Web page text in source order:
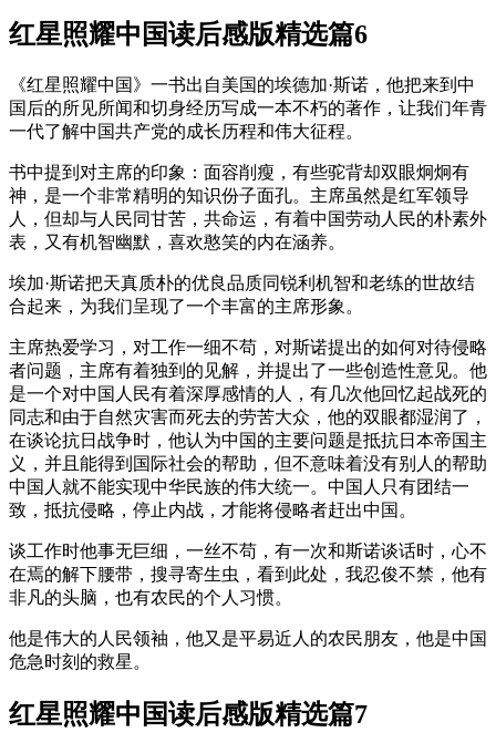
红星照耀中国读后感版精选篇6
《红星照耀中国》一书出自美国的埃德加·斯诺，他把来到中
国后的所见所闻和切身经历写成一本不朽的著作，让我们年青
一代了解中国共产党的成长历程和伟大征程。
书中提到对主席的印象：面容削瘦，有些驼背却双眼炯炯有
神，是一个非常精明的知识份子面孔。主席虽然是红军领导
人，但却与人民同甘苦，共命运，有着中国劳动人民的朴素外
表，又有机智幽默，喜欢憨笑的内在涵养。
埃加·斯诺把天真质朴的优良品质同锐利机智和老练的世故结
合起来，为我们呈现了一个丰富的主席形象。
主席热爱学习，对工作一细不苟，对斯诺提出的如何对待侵略
者问题，主席有着独到的见解，并提出了一些创造性意见。他
是一个对中国人民有着深厚感情的人，有几次他回忆起战死的
同志和由于自然灾害而死去的劳苦大众，他的双眼都湿润了，
在谈论抗日战争时，他认为中国的主要问题是抵抗日本帝国主
义，并且能得到国际社会的帮助，但不意味着没有别人的帮助
中国人就不能实现中华民族的伟大统一。中国人只有团结一
致，抵抗侵略，停止内战，才能将侵略者赶出中国。
谈工作时他事无巨细，一丝不苟，有一次和斯诺谈话时，心不
在焉的解下腰带，搜寻寄生虫，看到此处，我忍俊不禁，他有
非凡的头脑，也有农民的个人习惯。
他是伟大的人民领袖，他又是平易近人的农民朋友，他是中国
危急时刻的救星。
红星照耀中国读后感版精选篇7